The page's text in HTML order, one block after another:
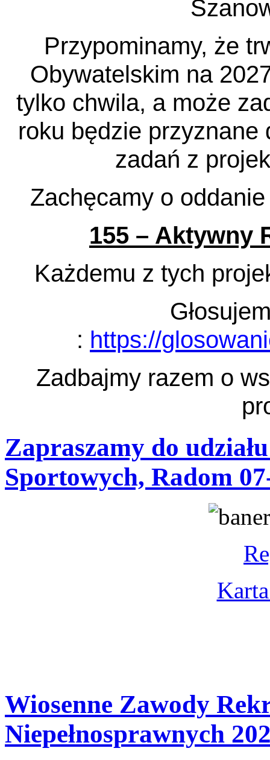
Przypominamy, że
Obywatelskim na
tylko chwila, a może
roku będzie
zadań z
Zachęcamy o
155 – Aktywny
Każdemu z tych
: https://
Zadbajmy razem o
Zapraszamy do
Sportowych, Radom
Wiosenne Zawody
Niepełnosprawnych